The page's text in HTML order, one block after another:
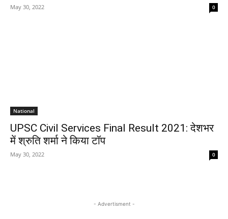
May 30, 2022 0
National
UPSC Civil Services Final Result 2021: देशभर
में श्रुति शर्मा ने किया टॉप
May 30, 2022 0
- Advertisment -